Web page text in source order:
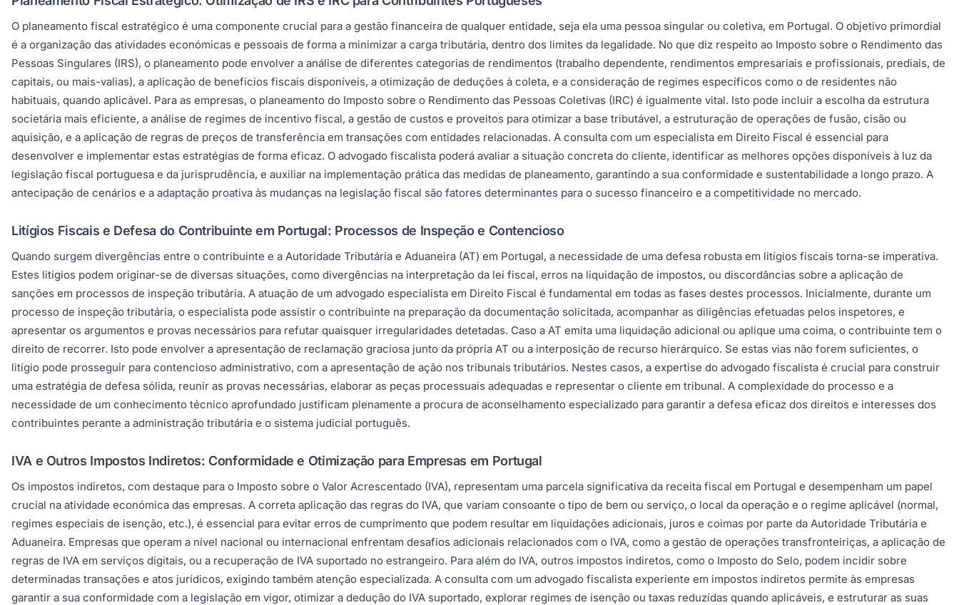
O planeamento fiscal estratégico é uma componente crucial para a gestão financeira de qualquer entidade, seja ela uma pessoa singular ou coletiva, em Portugal. O objetivo primordial
é a organização das atividades económicas e pessoais de forma a minimizar a carga tributária, dentro dos limites da legalidade. No que diz respeito ao Imposto sobre o Rendimento das
Pessoas Singulares (IRS), o planeamento pode envolver a análise de diferentes categorias de rendimentos (trabalho dependente, rendimentos empresariais e profissionais, prediais, de
capitais, ou mais-valias), a aplicação de benefícios fiscais disponíveis, a otimização de deduções à coleta, e a consideração de regimes específicos como o de residentes não
habituais, quando aplicável. Para as empresas, o planeamento do Imposto sobre o Rendimento das Pessoas Coletivas (IRC) é igualmente vital. Isto pode incluir a escolha da estrutura
societária mais eficiente, a análise de regimes de incentivo fiscal, a gestão de custos e proveitos para otimizar a base tributável, a estruturação de operações de fusão, cisão ou
aquisição, e a aplicação de regras de preços de transferência em transações com entidades relacionadas. A consulta com um especialista em Direito Fiscal é essencial para
desenvolver e implementar estas estratégias de forma eficaz. O advogado fiscalista poderá avaliar a situação concreta do cliente, identificar as melhores opções disponíveis à luz da
legislação fiscal portuguesa e da jurisprudência, e auxiliar na implementação prática das medidas de planeamento, garantindo a sua conformidade e sustentabilidade a longo prazo. A
antecipação de cenários e a adaptação proativa às mudanças na legislação fiscal são fatores determinantes para o sucesso financeiro e a competitividade no mercado.
Litígios Fiscais e Defesa do Contribuinte em Portugal: Processos de Inspeção e Contencioso
Quando surgem divergências entre o contribuinte e a Autoridade Tributária e Aduaneira (AT) em Portugal, a necessidade de uma defesa robusta em litígios fiscais torna-se imperativa.
Estes litígios podem originar-se de diversas situações, como divergências na interpretação da lei fiscal, erros na liquidação de impostos, ou discordâncias sobre a aplicação de
sanções em processos de inspeção tributária. A atuação de um advogado especialista em Direito Fiscal é fundamental em todas as fases destes processos. Inicialmente, durante um
processo de inspeção tributária, o especialista pode assistir o contribuinte na preparação da documentação solicitada, acompanhar as diligências efetuadas pelos inspetores, e
apresentar os argumentos e provas necessários para refutar quaisquer irregularidades detetadas. Caso a AT emita uma liquidação adicional ou aplique uma coima, o contribuinte tem o
direito de recorrer. Isto pode envolver a apresentação de reclamação graciosa junto da própria AT ou a interposição de recurso hierárquico. Se estas vias não forem suficientes, o
litígio pode prosseguir para contencioso administrativo, com a apresentação de ação nos tribunais tributários. Nestes casos, a expertise do advogado fiscalista é crucial para construir
uma estratégia de defesa sólida, reunir as provas necessárias, elaborar as peças processuais adequadas e representar o cliente em tribunal. A complexidade do processo e a
necessidade de um conhecimento técnico aprofundado justificam plenamente a procura de aconselhamento especializado para garantir a defesa eficaz dos direitos e interesses dos
contribuintes perante a administração tributária e o sistema judicial português.
IVA e Outros Impostos Indiretos: Conformidade e Otimização para Empresas em Portugal
Os impostos indiretos, com destaque para o Imposto sobre o Valor Acrescentado (IVA), representam uma parcela significativa da receita fiscal em Portugal e desempenham um papel
crucial na atividade económica das empresas. A correta aplicação das regras do IVA, que variam consoante o tipo de bem ou serviço, o local da operação e o regime aplicável (normal,
regimes especiais de isenção, etc.), é essencial para evitar erros de cumprimento que podem resultar em liquidações adicionais, juros e coimas por parte da Autoridade Tributária e
Aduaneira. Empresas que operam a nível nacional ou internacional enfrentam desafios adicionais relacionados com o IVA, como a gestão de operações transfronteiriças, a aplicação de
regras de IVA em serviços digitais, ou a recuperação de IVA suportado no estrangeiro. Para além do IVA, outros impostos indiretos, como o Imposto do Selo, podem incidir sobre
determinadas transações e atos jurídicos, exigindo também atenção especializada. A consulta com um advogado fiscalista experiente em impostos indiretos permite às empresas
garantir a sua conformidade com a legislação em vigor, otimizar a dedução do IVA suportado, explorar regimes de isenção ou taxas reduzidas quando aplicáveis, e estruturar as suas